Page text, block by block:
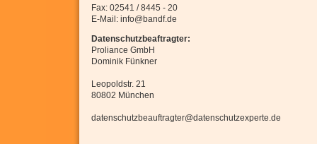
Fax: 02541 / 8445 - 20
E-Mail: info@bandf.de
Datenschutzbeaftragter:
Proliance GmbH
Dominik Fünkner
Leopoldstr. 21
80802 München
datenschutzbeauftragter@datenschutzexperte.de